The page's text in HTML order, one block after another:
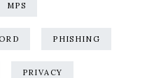
MPS
PHISHING
PRIVACY